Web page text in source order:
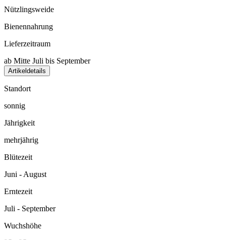
Nützlingsweide
Bienennahrung
Lieferzeitraum
ab Mitte Juli bis September
Artikeldetails
Standort
sonnig
Jährigkeit
mehrjährig
Blütezeit
Juni - August
Erntezeit
Juli - September
Wuchshöhe